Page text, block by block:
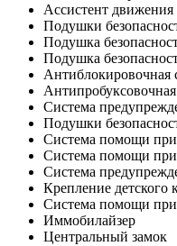
Ассистент движения
Подушки
Подушка
Подушка
Антиблокировочная
Система
Подушки
Система помощи при
Система помощи
Система
Крепление детского
Система помощи при
Иммобилайзер
Центральный замок